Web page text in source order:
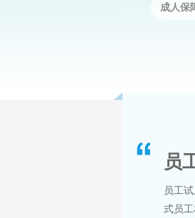
成人保
员
员工
式员